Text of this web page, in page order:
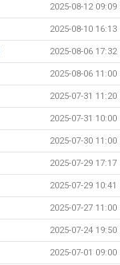
2025-08-12 09:09
2025-08-10 16:13
2025-08-06 17:32
2025-08-06 11:00
2025-07-31 11:20
2025-07-31 10:00
2025-07-30 11:00
2025-07-29 17:17
2025-07-29 10:41
2025-07-27 11:00
2025-07-24 19:50
2025-07-01 09:00